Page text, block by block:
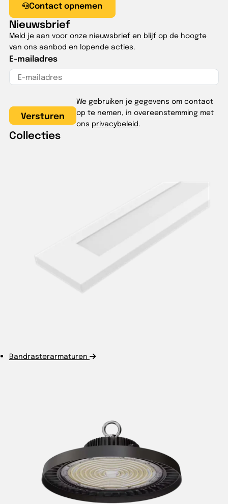
Contact opnemen
Nieuwsbrief
Meld je aan voor onze nieuwsbrief en blijf op de hoogte
van ons aanbod en lopende acties.
E-mailadres
We gebruiken je gegevens om contact
op te nemen, in overeenstemming met
ons privacybeleid.
Collecties
Bandrasterarmaturen